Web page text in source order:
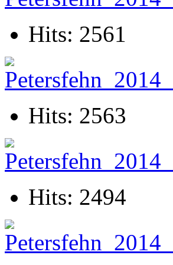
Hits: 2561
Hits: 2563
Hits: 2494